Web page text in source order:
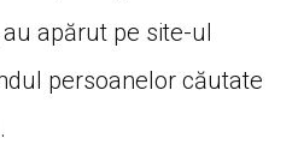
apărut pe site-ul
persoanelor căutate